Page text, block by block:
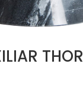
THOR